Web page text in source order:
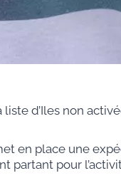
liste d’Iles non
en place une
partant pour